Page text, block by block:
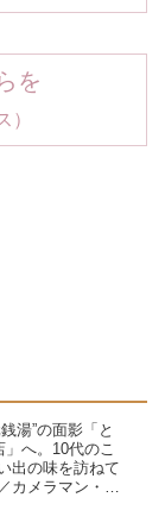
を
湯”の面影「と
へ。10代のこ
出の味を訪ねて
カメラマン・石